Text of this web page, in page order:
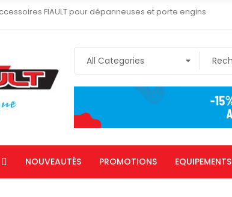
FIAULT pour dépanneuses et porte engins
NOUVEAUTÉS PROMOTIONS EQUIPEMENTS